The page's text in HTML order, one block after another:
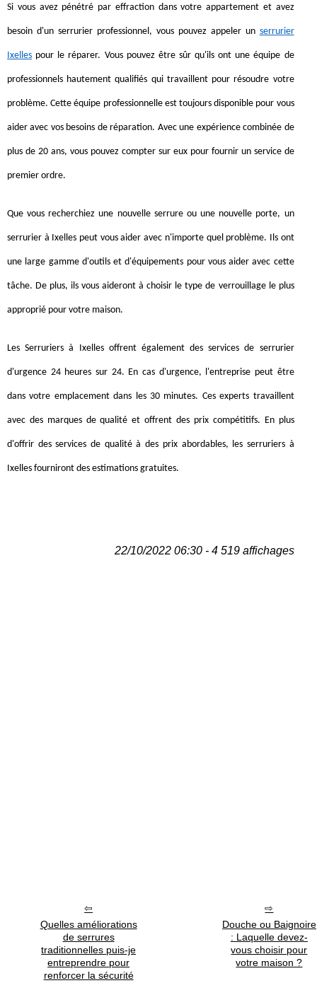
Si vous avez pénétré par effraction dans votre appartement et avez
besoin d'un serrurier professionnel, vous pouvez appeler un serrurier
Ixelles pour le réparer. Vous pouvez être sûr qu'ils ont une équipe de
professionnels hautement qualifiés qui travaillent pour résoudre votre
problème. Cette équipe professionnelle est toujours disponible pour vous
aider avec vos besoins de réparation. Avec une expérience combinée de
plus de 20 ans, vous pouvez compter sur eux pour fournir un service de
premier ordre.
Que vous recherchiez une nouvelle serrure ou une nouvelle porte, un
serrurier à Ixelles peut vous aider avec n'importe quel problème. Ils ont
une large gamme d'outils et d'équipements pour vous aider avec cette
tâche. De plus, ils vous aideront à choisir le type de verrouillage le plus
approprié pour votre maison.
Les Serruriers à Ixelles offrent également des services de serrurier
d'urgence 24 heures sur 24. En cas d'urgence, l'entreprise peut être
dans votre emplacement dans les 30 minutes. Ces experts travaillent
avec des marques de qualité et offrent des prix compétitifs. En plus
d'offrir des services de qualité à des prix abordables, les serruriers à
Ixelles fourniront des estimations gratuites.
22/10/2022 06:30 - 4 519 affichages
Quelles améliorations
de serrures
traditionnelles puis-je
entreprendre pour
renforcer la sécurité
Douche ou Baignoire
: Laquelle devez-
vous choisir pour
votre maison ?